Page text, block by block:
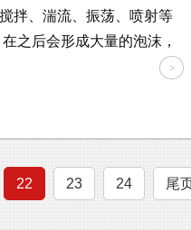
拌、湍流、振荡、喷射等
之后会形成大量的泡沫，
22 23 24 尾